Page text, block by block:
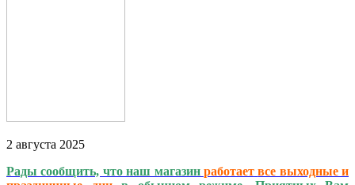
2 августа 2025
Рады сообщить, что наш магазин работает все выходные и